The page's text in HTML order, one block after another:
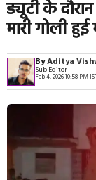
ड्यूटी के
मारी गोली हुई
ByAditya
Sub Editor
Feb 4, 2026 10:58 PM